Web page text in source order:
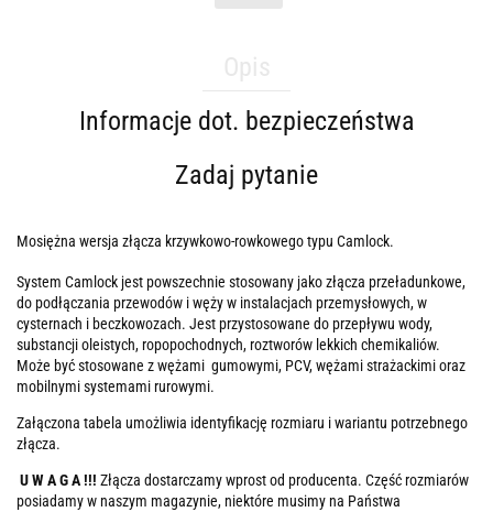
Informacje dot. bezpieczeństwa
Zadaj pytanie
Mosiężna wersja złącza krzywkowo-rowkowego typu Camlock.
System Camlock jest powszechnie stosowany jako złącza przeładunkowe,
do podłączania przewodów i węży w instalacjach przemysłowych, w
cysternach i beczkowozach. Jest przystosowane do przepływu wody,
substancji oleistych, ropopochodnych, roztworów lekkich chemikaliów.
Może być stosowane z wężami gumowymi, PCV, wężami strażackimi oraz
mobilnymi systemami rurowymi.
Załączona tabela umożliwia identyfikację rozmiaru i wariantu potrzebnego
złącza.
U W A G A !!! Złącza dostarczamy wprost od producenta. Część rozmiarów
posiadamy w naszym magazynie, niektóre musimy na Państwa